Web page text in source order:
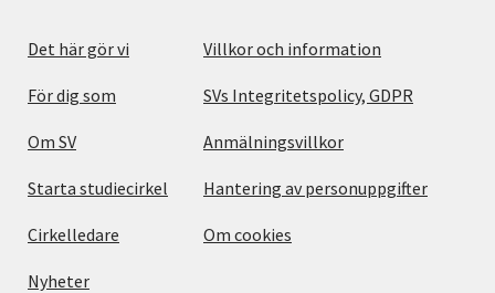
Det här gör vi
För dig som
Om SV
Starta studiecirkel
Cirkelledare
Nyheter
Villkor och information
SVs Integritetspolicy, GDPR
Anmälningsvillkor
Hantering av personuppgifter
Om cookies